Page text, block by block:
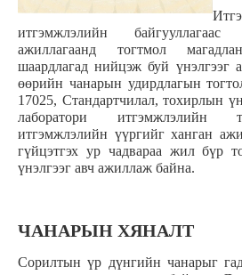
итгэмжлэлийн
ажиллагаанд тогтмол
шаардлагад нийцэж буй үнэлгээг
өөрийн чанарын удирдлагын
17025, Стандартчилал, тохирлын
лаборатори итгэмжлэлийн
итгэмжлэлийн үүргийг ханган
гүйцэтгэх ур чадвараа жил бүр
үнэлгээг авч ажиллаж байна.
ЧАНАРЫН ХЯНАЛТ
Сорилтын үр дүнгийн чанарыг